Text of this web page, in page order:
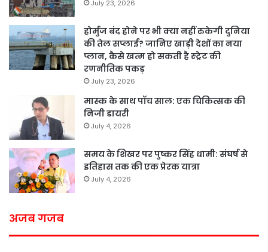
July 23, 2026
होर्मुज बंद होने पर भी क्या नहीं रुकेगी दुनिया
की तेल सप्लाई? जानिए खाड़ी देशों का नया
प्लान, कैसे खत्म हो सकती है स्ट्रेट की
रणनीतिक पकड़
July 23, 2026
मास्क के साथ पॉच साल: एक चिकित्सक की
निजी डायरी
July 4, 2026
समय के शिखर पर पुष्कर सिंह धामी: संघर्ष से
इतिहास तक की एक प्रेरक यात्रा
July 4, 2026
अजब गजब